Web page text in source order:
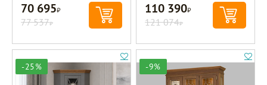
70 695Р
77 537Р
110 390Р
121 074Р
-25% -9%